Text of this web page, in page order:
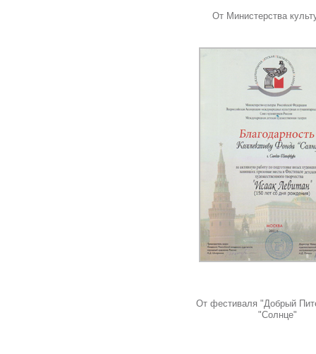
От Министерства
От фестиваля "Добрый
"Солнце"